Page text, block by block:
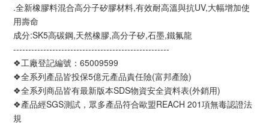
.全新橡膠料混合高分子矽膠材料,有效耐高溫與抗UV,大幅增加使
用壽命
成分:SK5高碳鋼,天然橡膠,高分子矽,石墨,鐵氟龍
----------------------------------------------------
❖工廠登記編號：65009599
❖全系列產品皆投保5億元產品責任險(富邦產險)
❖全系列商品皆有最新版本SDS物資安全資料表(外銷用)
❖產品經SGS測試，眾多產品符合歐盟REACH 201項無毒認證法
規